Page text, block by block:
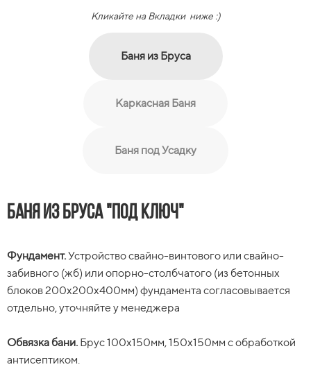
Кликайте на Вкладки ниже :)
Баня из Бруса
Каркасная Баня
Баня под Усадку
Баня из бруса "Под Ключ"
Фундамент.Устройство свайно-винтового или свайно-
забивного (жб) или опорно-столбчатого (из бетонных
блоков 200х200х400мм) фундамента согласовывается
отдельно, уточняйте у менеджера
Обвязка бани. Брус 100х150мм, 150х150мм с обработкой
антисептиком.
Каркасная баня "Под Ключ"
Фундамент.Устройство свайно-винтового или свайно-
забивного (жб) или опорно-столбчатого (из бетонных
блоков 200х200х400мм) фундамента согласовывается
отдельно.
Обвязка бани. Брус 100х150мм, 150х150мм с обработкой
антисептиком.
Баня под усадку
Фундамент.Устройство свайно-винтового или свайно-
забивного (жб) или опорно-столбчатого (из бетонных
блоков 200х200х400мм) фундамента согласовывается
отдельно.
Обвязка бани. Брус 100х150мм, 150х150мм с обработкой
антисептиком.